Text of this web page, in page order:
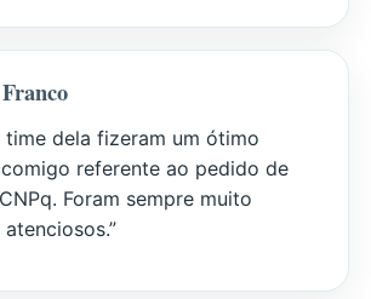
time dela fizeram um ótimo
referente ao pedido de
Foram sempre muito